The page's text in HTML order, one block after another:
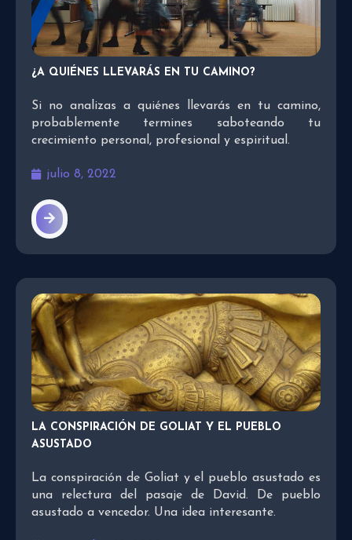
¿A QUIÉNES LLEVARÁS EN TU CAMINO?
Si no analizas a quiénes llevarás en tu camino,
probablemente termines saboteando tu
crecimiento personal, profesional y espiritual.
julio 8, 2022
LA CONSPIRACIÓN DE GOLIAT Y EL PUEBLO
ASUSTADO
La conspiración de Goliat y el pueblo asustado es
una relectura del pasaje de David. De pueblo
asustado a vencedor. Una idea interesante.